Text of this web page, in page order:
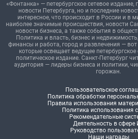
«Фонтанка» — петербургское сетевое
новости Петербурга, но и последние
интересное, что происходит в России и в
наиболее значимые происшествия, новости
новости бизнеса, а также события в
Политика и власть, бизнес и
финансы и работа, город и развлечения —
которые освещает ведущее
политическое издание. Санкт-Петербург
аудитория — лидеры бизнеса и политики,
горожан.
Пользовательское
Политика обработки
Правила использования
Политика использования
Рекомендательные
Деятельность в сфере
Руководство
Наши награды